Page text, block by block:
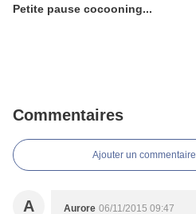
Petite pause cocooning...
Commentaires
Ajouter un commentaire
A Aurore 06/11/2015 09:47